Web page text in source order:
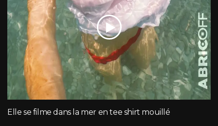
Elle se filme dans la mer en tee shirt mouillé